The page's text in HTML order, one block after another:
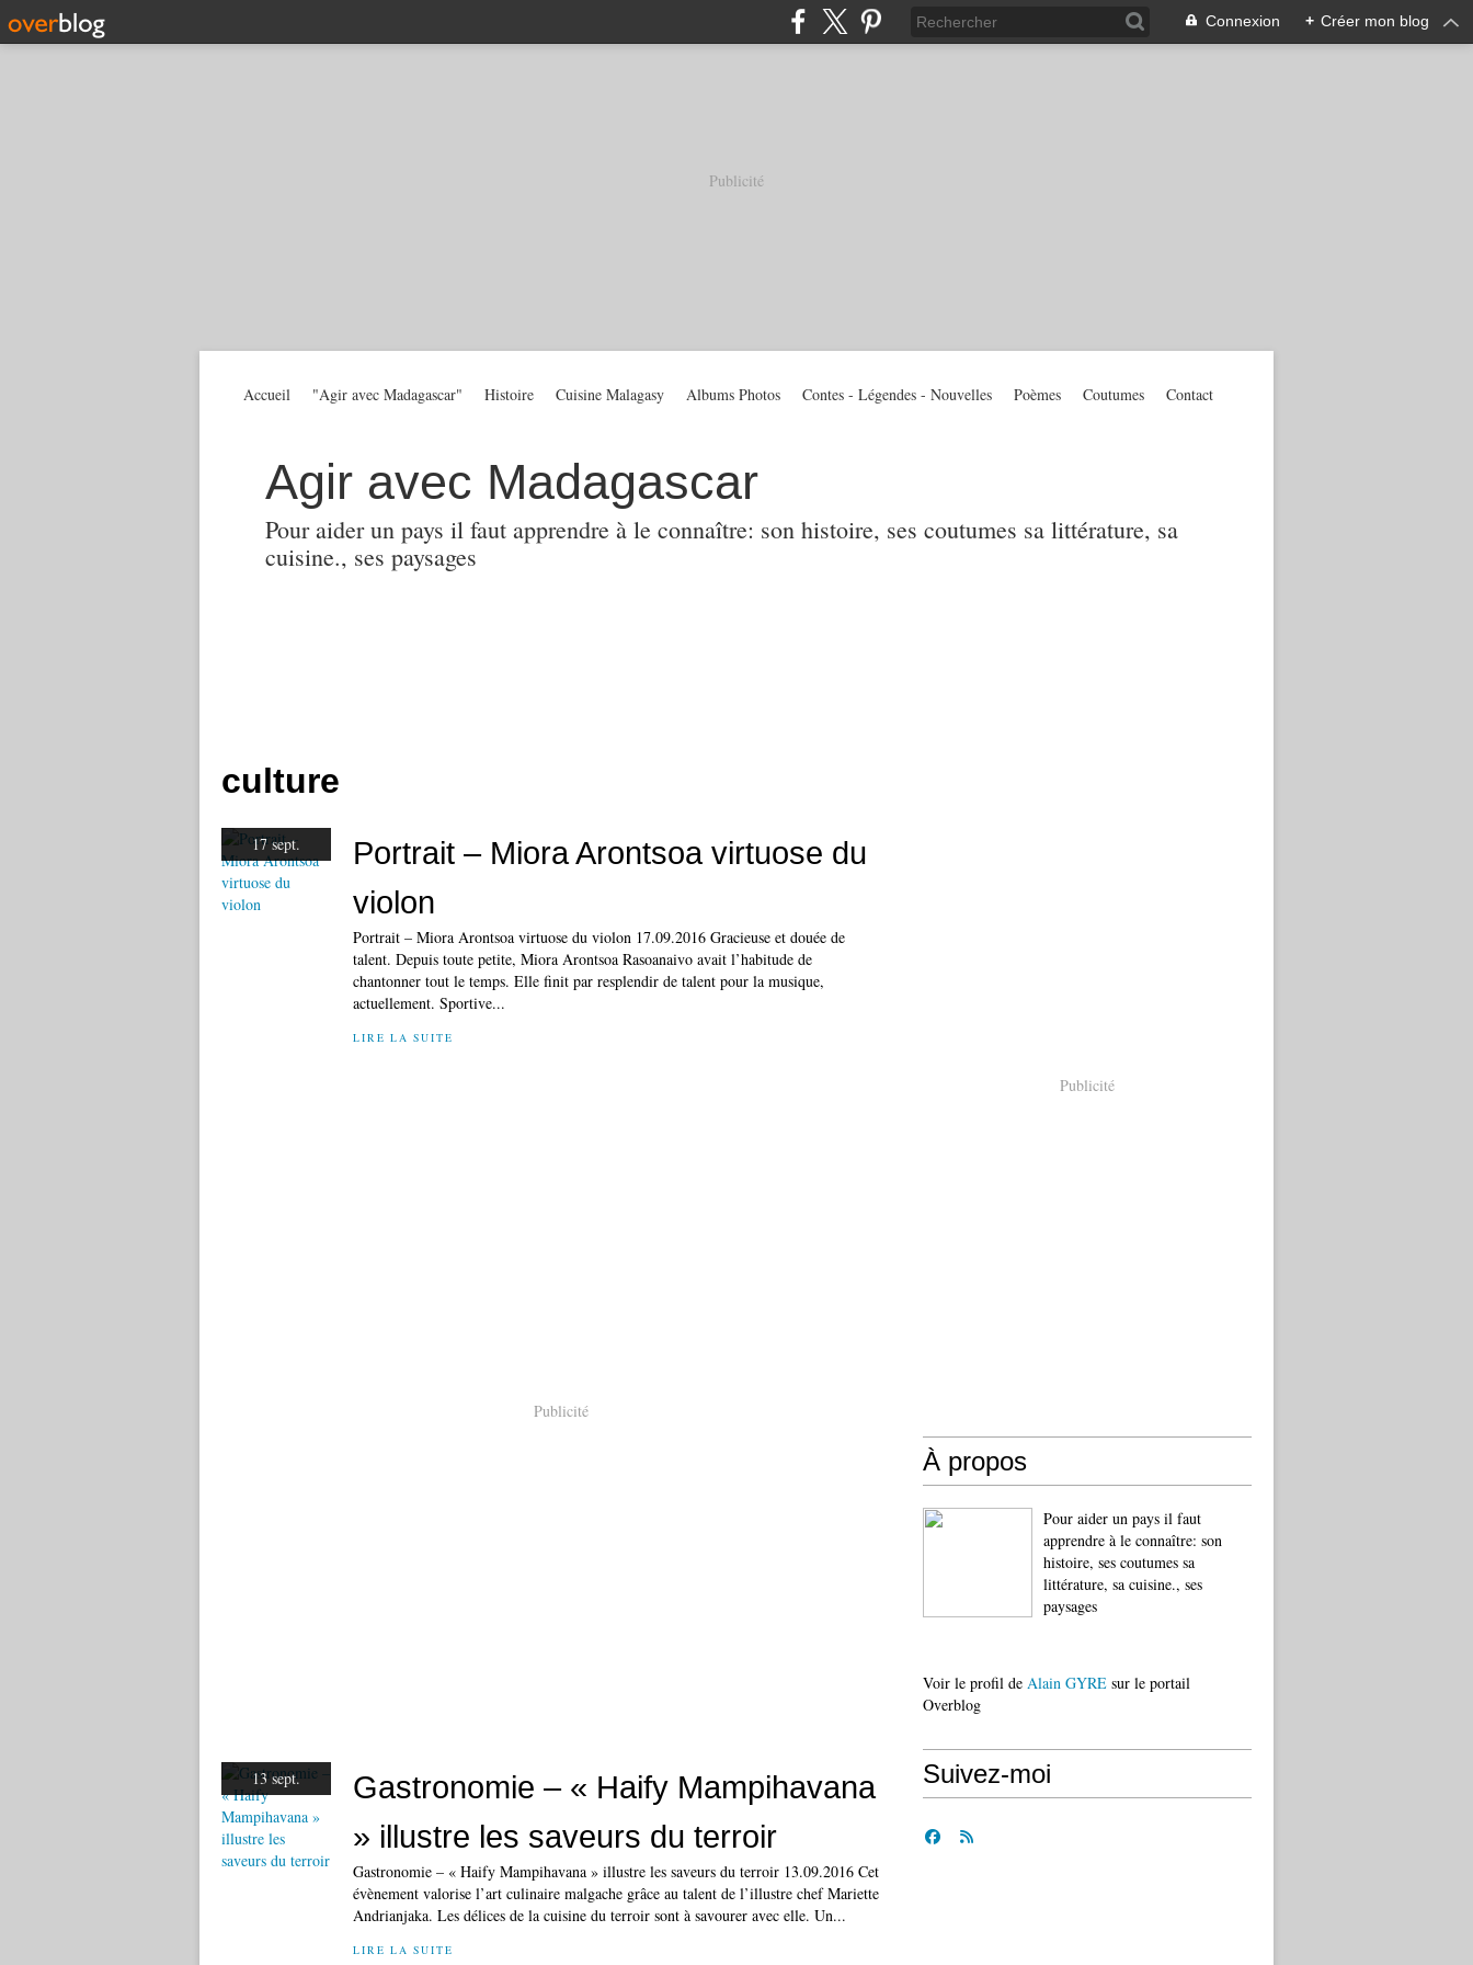
Connexion + Créer mon blog
Publicité
Agir avec Madagascar
Pour aider un pays il faut apprendre à le connaître: son histoire, ses coutumes sa littérature, sa
cuisine., ses paysages
Accueil "Agir avec Madagascar" Histoire Cuisine Malagasy Albums Photos Contes - Légendes - Nouvelles Poèmes Coutumes Contact
culture
17 sept.
Portrait – Miora Arontsoa virtuose du
violon
Portrait – Miora Arontsoa virtuose du violon 17.09.2016 Gracieuse et douée de
talent. Depuis toute petite, Miora Arontsoa Rasoanaivo avait l’habitude de
chantonner tout le temps. Elle finit par resplendir de talent pour la musique,
actuellement. Sportive...
LIRE LA SUITE
Publicité
13 sept.
Gastronomie – « Haify Mampihavana
» illustre les saveurs du terroir
Gastronomie – « Haify Mampihavana » illustre les saveurs du terroir 13.09.2016 Cet
évènement valorise l’art culinaire malgache grâce au talent de l’illustre chef Mariette
Andrianjaka. Les délices de la cuisine du terroir sont à savourer avec elle. Un...
LIRE LA SUITE
Publicité
À propos
Pour aider un pays il faut
apprendre à le connaître: son
histoire, ses coutumes sa
littérature, sa cuisine., ses
paysages
Voir le profil de Alain GYRE sur le portail
Overblog
Suivez-moi